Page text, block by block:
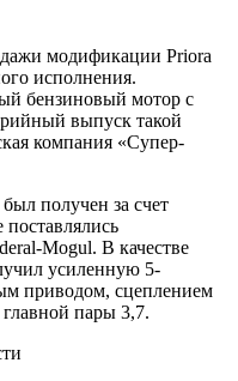
модификации Priora
исполнения.
бензиновый мотор с
выпуск такой
компания «Супер-
получен за счет
Mogul. В качестве
усиленную 5-
приводом, сцеплением
пары 3,7.